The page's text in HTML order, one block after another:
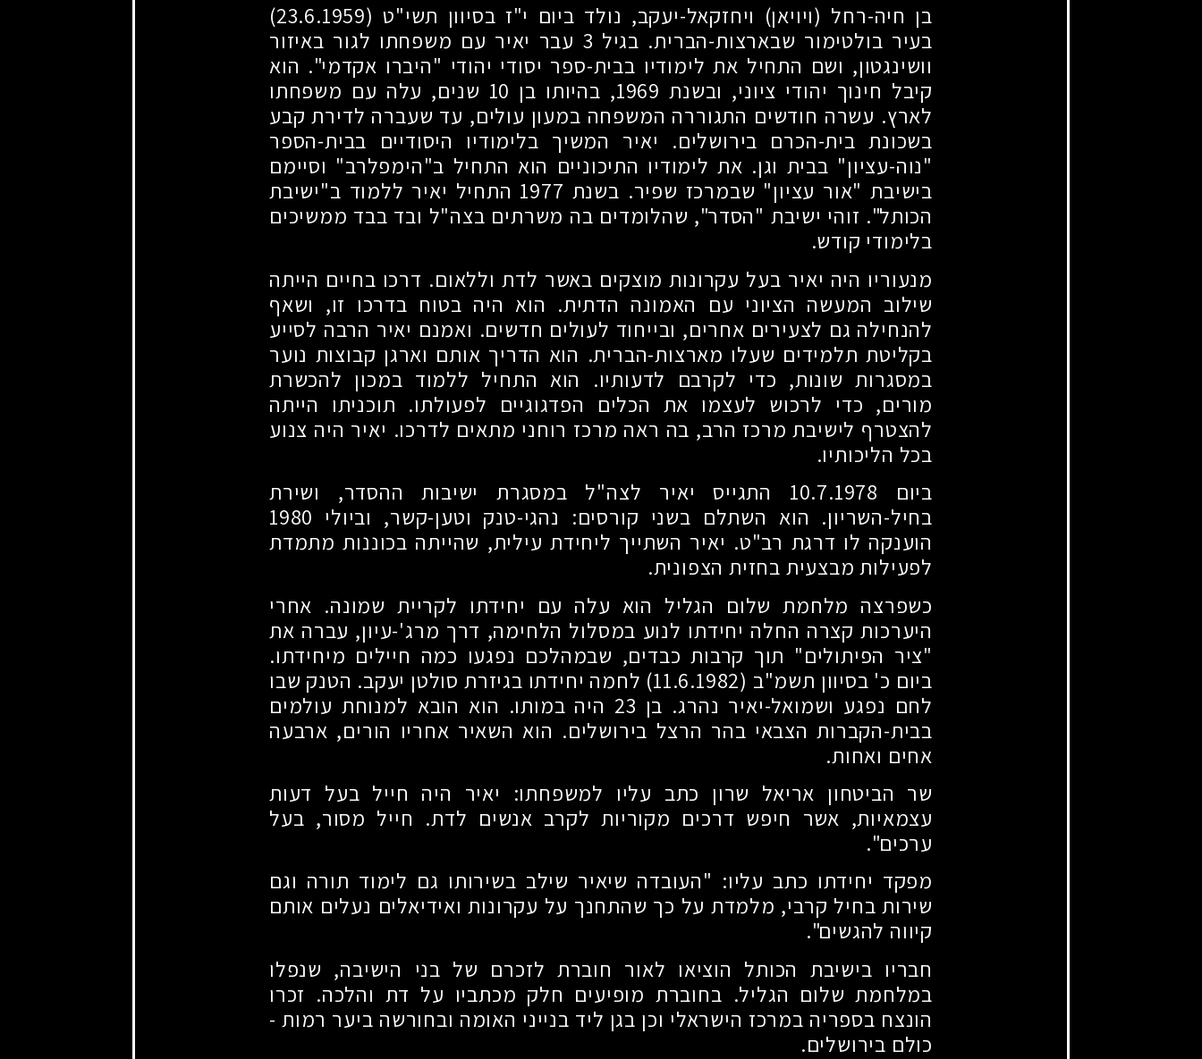
בן חיה-רחל (ויויאן) ויחזקאל-יעקב, נולד ביום י"ז בסיוון תשי"ט (23.6.1959)
בעיר בולטימור שבארצות-הברית. בגיל 3 עבר יאיר עם משפחתו לגור באיזור
וושינגטון, ושם התחיל את לימודיו בבית-ספר יסודי יהודי "היברו אקדמי". הוא
קיבל חינוך יהודי ציוני, ובשנת 1969, בהיותו בן 10 שנים, עלה עם משפחתו
לארץ. עשרה חודשים התגוררה המשפחה במעון עולים, עד שעברה לדירת קבע
בשכונת בית-הכרם בירושלים. יאיר המשיך בלימודיו היסודיים בבית-הספר
"נוה-עציון" בבית וגן. את לימודיו התיכוניים הוא התחיל ב"הימפלרב" וסיימם
בישיבת "אור עציון" שבמרכז שפיר. בשנת 1977 התחיל יאיר ללמוד ב"ישיבת
הכותל". זוהי ישיבת "הסדר", שהלומדים בה משרתים בצה"ל ובד בבד ממשיכים
בלימודי קודש.
מנעוריו היה יאיר בעל עקרונות מוצקים באשר לדת וללאום. דרכו בחיים הייתה
שילוב המעשה הציוני עם האמונה הדתית. הוא היה בטוח בדרכו זו, ושאף
להנחילה גם לצעירים אחרים, ובייחוד לעולים חדשים. ואמנם יאיר הרבה לסייע
בקליטת תלמידים שעלו מארצות-הברית. הוא הדריך אותם וארגן קבוצות נוער
במסגרות שונות, כדי לקרבם לדעותיו. הוא התחיל ללמוד במכון להכשרת
מורים, כדי לרכוש לעצמו את הכלים הפדגוגיים לפעולתו. תוכניתו הייתה
להצטרף לישיבת מרכז הרב, בה ראה מרכז רוחני מתאים לדרכו. יאיר היה צנוע
בכל הליכותיו.
ביום 10.7.1978 התגייס יאיר לצה"ל במסגרת ישיבות ההסדר, ושירת
בחיל-השריון. הוא השתלם בשני קורסים: נהגי-טנק וטען-קשר, וביולי 1980
הוענקה לו דרגת רב"ט. יאיר השתייך ליחידת עילית, שהייתה בכוננות מתמדת
לפעילות מבצעית בחזית הצפונית.
כשפרצה מלחמת שלום הגליל הוא עלה עם יחידתו לקריית שמונה. אחרי
היערכות קצרה החלה יחידתו לנוע במסלול הלחימה, דרך מרג'-עיון, עברה את
"ציר הפיתולים" תוך קרבות כבדים, שבמהלכם נפגעו כמה חיילים מיחידתו.
ביום כ' בסיוון תשמ"ב (11.6.1982)
לחמה יחידתו בגיזרת סולטן יעקב. הטנק שבו
לחם נפגע ושמואל-יאיר נהרג. בן 23 היה במותו. הוא הובא למנוחת עולמים
בבית-הקברות הצבאי בהר הרצל בירושלים. הוא השאיר אחריו הורים, ארבעה
אחים ואחות.
שר הביטחון אריאל שרון כתב עליו למשפחתו: יאיר היה חייל בעל דעות
עצמאיות, אשר חיפש דרכים מקוריות לקרב אנשים לדת. חייל מסור, בעל
ערכים".
מפקד יחידתו כתב עליו: "העובדה שיאיר שילב בשירותו גם לימוד תורה וגם
שירות בחיל קרבי, מלמדת על כך שהתחנך על עקרונות ואידיאלים נעלים אותם
קיווה להגשים".
חבריו בישיבת הכותל הוציאו לאור חוברת לזכרם של בני הישיבה, שנפלו
במלחמת שלום הגליל. בחוברת מופיעים חלק מכתביו על דת והלכה. זכרו
הונצח בספריה במרכז הישראלי וכן בגן ליד בנייני האומה ובחורשה ביער רמות -
כולם בירושלים.